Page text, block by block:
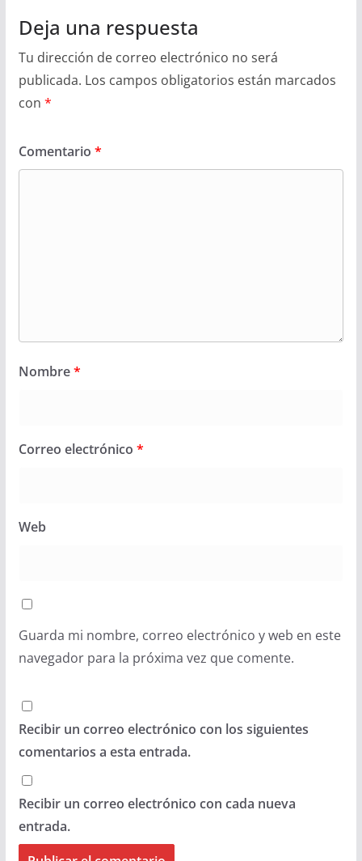
Deja una respuesta
Tu dirección de correo electrónico no será
publicada. Los campos obligatorios están marcados
con *
Comentario *
Nombre*
Correo electrónico *
Web
Guarda mi nombre, correo electrónico y web en este
navegador para la próxima vez que comente.
Recibir un correo electrónico con los siguientes
comentarios a esta entrada.
Recibir un correo electrónico con cada nueva
entrada.